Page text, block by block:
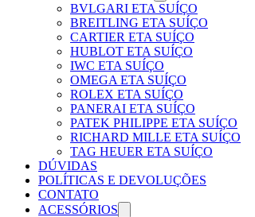
BVLGARI ETA SUÍÇO
BREITLING ETA SUÍÇO
CARTIER ETA SUÍÇO
HUBLOT ETA SUÍÇO
IWC ETA SUÍÇO
OMEGA ETA SUÍÇO
ROLEX ETA SUÍÇO
PANERAI ETA SUÍÇO
PATEK PHILIPPE ETA SUÍÇO
RICHARD MILLE ETA SUÍÇO
TAG HEUER ETA SUÍÇO
DÚVIDAS
POLÍTICAS E DEVOLUÇÕES
CONTATO
ACESSÓRIOS